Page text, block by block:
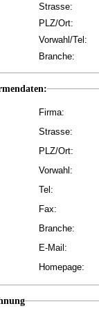
Strasse:
PLZ/Ort:
Vorwahl/Tel:
Branche:
Firma:
Strasse:
PLZ/Ort:
Vorwahl:
Tel:
Fax:
Branche:
E-Mail:
Homepage: